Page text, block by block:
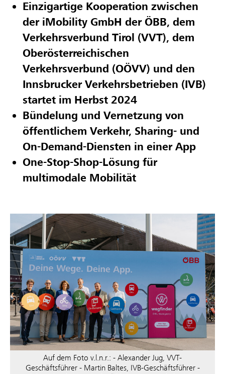
Einzigartige Kooperation zwischen
der iMobility GmbH der ÖBB, dem
Verkehrsverbund Tirol (VVT), dem
Oberösterreichischen
Verkehrsverbund (OÖVV) und den
Innsbrucker Verkehrsbetrieben (IVB)
startet im Herbst 2024
Bündelung und Vernetzung von
öffentlichem Verkehr, Sharing- und
On-Demand-Diensten in einer App
One-Stop-Shop-Lösung für
multimodale Mobilität
Auf dem Foto v.l.n.r.: - Alexander Jug, VVT-
Geschäftsführer - Martin Baltes, IVB-Geschäftsführer -